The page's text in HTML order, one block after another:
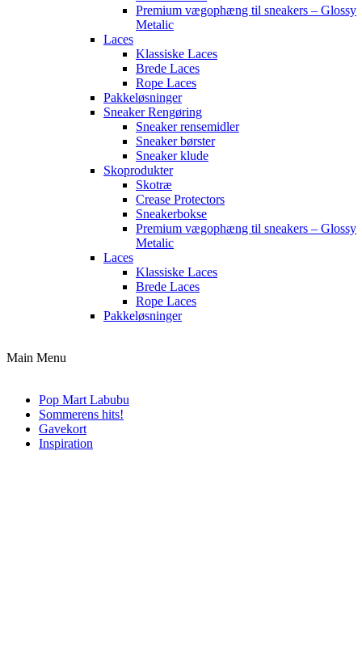
Premium vægophæng til sneakers – Glossy
Metalic
Laces
Klassiske Laces
Brede Laces
Rope Laces
Pakkeløsninger
Sneaker Rengøring
Sneaker rensemidler
Sneaker børster
Sneaker klude
Skoprodukter
Skotræ
Crease Protectors
Sneakerbokse
Premium vægophæng til sneakers – Glossy
Metalic
Laces
Klassiske Laces
Brede Laces
Rope Laces
Pakkeløsninger
Main Menu
Pop Mart Labubu
Sommerens hits!
Gavekort
Inspiration